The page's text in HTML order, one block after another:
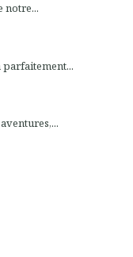
notre...
parfaitement...